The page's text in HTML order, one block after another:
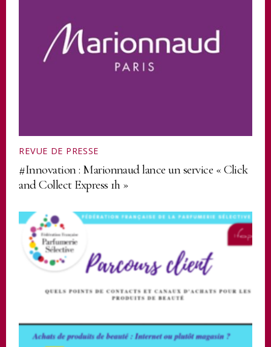
REVUE DE PRESSE
#Innovation : Marionnaud lance un service « Click
and Collect Express 1h »